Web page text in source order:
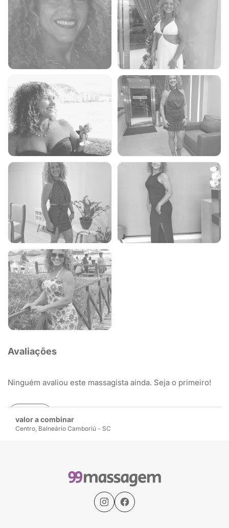
valor a combinar
Centro, Balneário Camboriú - SC
Avaliações
Ninguém avaliou este massagista ainda. Seja o primeiro!
Avaliar